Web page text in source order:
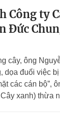
Công ty
Đức
cây, ông
dọa đuổi việc
các cán bộ”,
xanh) thừa